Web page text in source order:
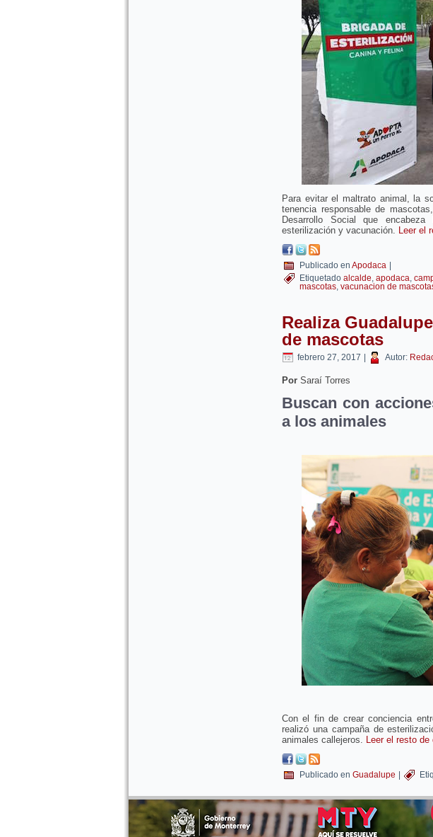
Para evitar el maltrato animal, la
tenencia responsable de
Desarrollo Social que
esterilización y vacunación. Leer el
Publicado en Apodaca
Etiquetado alcalde, apodaca,
mascotas, vacunacion de
Realiza
de mascotas
febrero 27, 2017 Autor:
Por Saraí Torres
Buscan con
a los animales
Con el fin de crear conciencia
realizó una campaña de
animales callejeros. Leer el resto
Publicado en Guadalupe